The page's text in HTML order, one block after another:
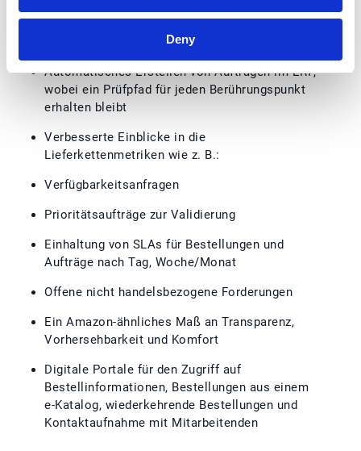
Deny
Anomalien zu erkennen
Automatisches Erstellen von Aufträgen im ERP,
wobei ein Prüfpfad für jeden Berührungspunkt
erhalten bleibt
Verbesserte Einblicke in die
Lieferkettenmetriken wie z. B.:
Verfügbarkeitsanfragen
Prioritätsaufträge zur Validierung
Einhaltung von SLAs für Bestellungen und
Aufträge nach Tag, Woche/Monat
Offene nicht handelsbezogene Forderungen
Ein Amazon-ähnliches Maß an Transparenz,
Vorhersehbarkeit und Komfort
Digitale Portale für den Zugriff auf
Bestellinformationen, Bestellungen aus einem
e-Katalog, wiederkehrende Bestellungen und
Kontaktaufnahme mit Mitarbeitenden